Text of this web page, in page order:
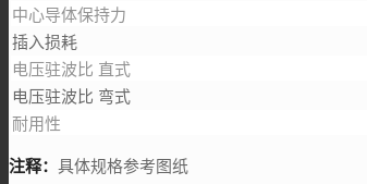
中心导体保持力
插入损耗
电压驻波比 直式
电压驻波比 弯式
耐用性
注释： 具体规格参考图纸